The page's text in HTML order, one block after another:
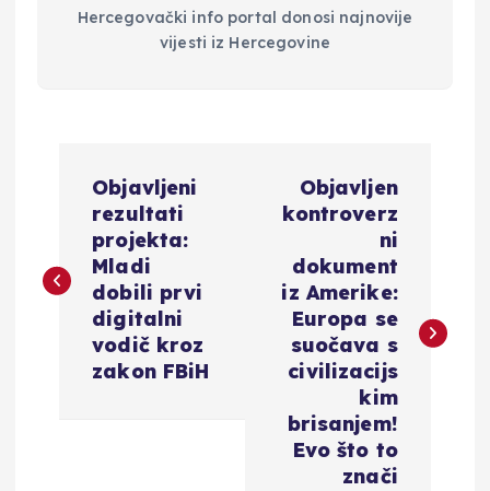
Hercegovački info portal donosi najnovije
vijesti iz Hercegovine
v
Objavljeni
rezultati
projekta:
Mladi
dobili prvi
digitalni
vodič kroz
zakon FBiH
Objavljen
kontroverz
ni
dokument
iz Amerike:
Europa se
suočava s
civilizacijs
kim
brisanjem!
Evo što to
znači